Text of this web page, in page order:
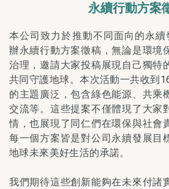
永續行動方案
本公司致力於推動不同面向的永
辦永續行動方案徵稿，無論是環境
治理，邀請大家投稿展現自己獨特
共同守護地球。本次活動一共收到
的主題廣泛，包含綠色能源、共乘
交流等。這些提案不僅體現了大家
情，也展現了同仁們在環保與社會
每一個方案皆是對公司永續發展目
地球未來美好生活的承諾。
我們期待這些創新能夠在未來付諸